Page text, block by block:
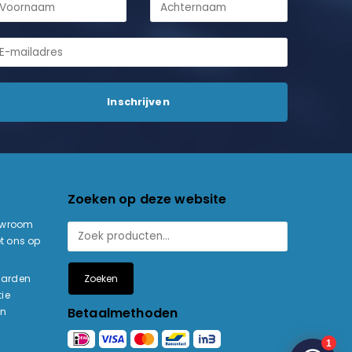
ons op
Zoeken op deze website
Zoeken
Betaalmethoden